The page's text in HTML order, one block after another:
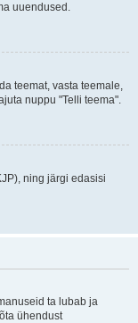
uuendused.
teemat, vasta teemale,
nuppu "Telli teema".
ning järgi edasisi
ta lubab ja
ühendust